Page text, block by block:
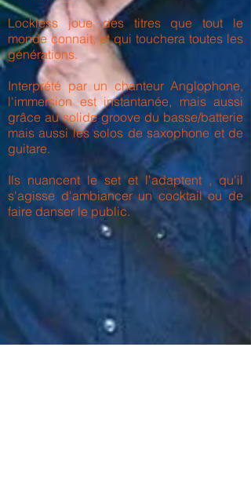
Lockless joue des titres que tout le
monde connait, et qui touchera toutes les
générations.
Interprété par un chanteur Anglophone,
l'immersion est instantanée, mais aussi
grâce au solide groove du basse/batterie
mais aussi les solos de saxophone et de
guitare.
Ils nuancent le set et l'adaptent , qu'il
s'agisse d'ambiancer un cocktail ou de
faire danser le public.